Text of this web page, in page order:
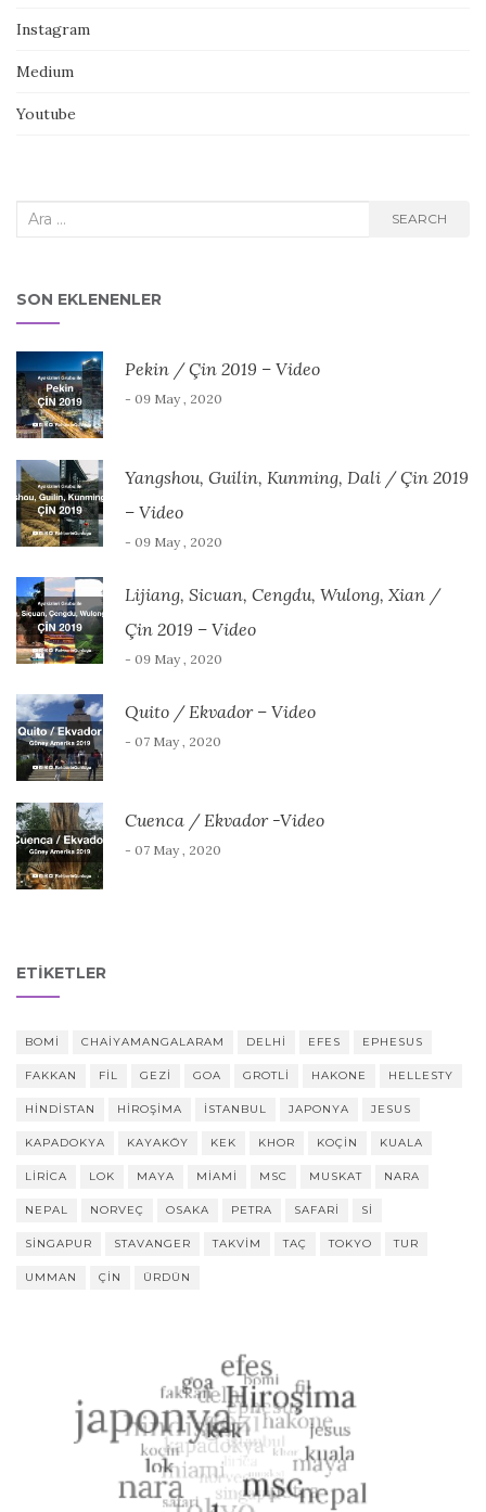
Instagram
Medium
Youtube
Search
SEARCH
SON EKLENENLER
Pekin / Çin 2019 – Video
- 09 May , 2020
Yangshou, Guilin, Kunming, Dali / Çin 2019
– Video
- 09 May , 2020
Lijiang, Sicuan, Cengdu, Wulong, Xian /
Çin 2019 – Video
- 09 May , 2020
Quito / Ekvador – Video
- 07 May , 2020
Cuenca / Ekvador -Video
- 07 May , 2020
ETIKETLER
BOMI CHAIYAMANGALARAM DELHI EFES EPHESUS
FAKKAN FIL GEZI GOA GROTLI HAKONE HELLESTY
HINDISTAN HIROŞIMA ISTANBUL JAPONYA JESUS
KAPADOKYA KAYAKÖY KEK KHOR KOÇIN KUALA
LIRICA LOK MAYA MIAMI MSC MUSKAT NARA
NEPAL NORVEÇ OSAKA PETRA SAFARI SI
SINGAPUR STAVANGER TAKVIM TAÇ TOKYO TUR
UMMAN ÇIN ÜRDÜN